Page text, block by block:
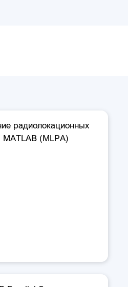
радиолокационных
MATLAB (MLPA)